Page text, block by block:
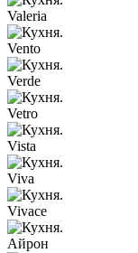
Valeria
Vento
Verde
Vetro
Vista
Viva
Vivace
Айрон